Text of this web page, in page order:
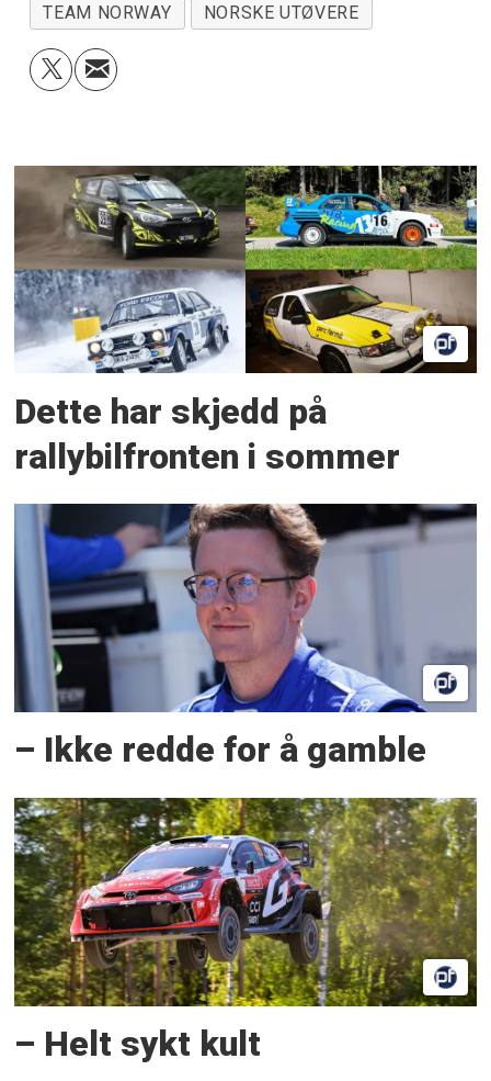
TEAM NORWAY
NORSKE UTØVERE
Dette har skjedd på
rallybilfronten i sommer
– Ikke redde for å gamble
– Helt sykt kult